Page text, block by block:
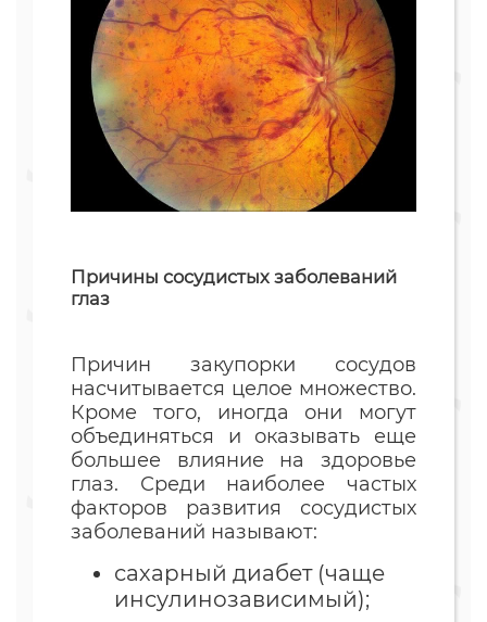
Причины сосудистых заболеваний
глаз
Причин закупорки сосудов
насчитывается целое множество.
Кроме того, иногда они могут
объединяться и оказывать еще
большее влияние на здоровье
глаз. Среди наиболее частых
факторов развития сосудистых
заболеваний называют:
сахарный диабет (чаще
инсулинозависимый);